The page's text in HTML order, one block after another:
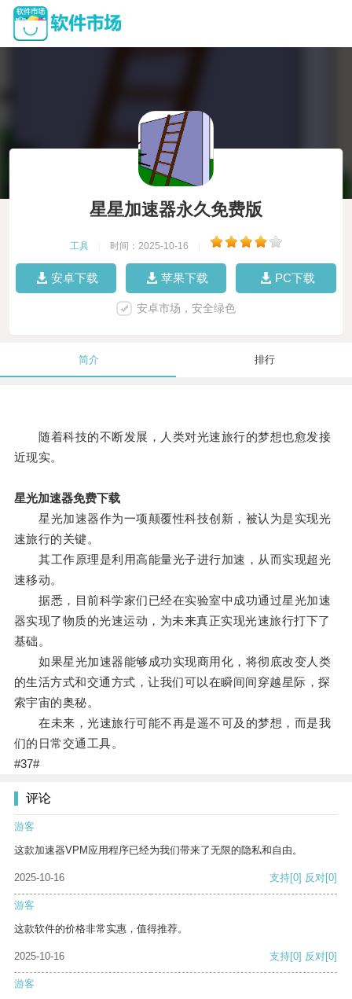
星星加速器永久免费版
工具 时间：2025-10-16
安卓下载 苹果下载 PC下载
安卓市场，安全绿色
简介 排行
随着科技的不断发展，人类对光速旅行的梦想也愈发接
近现实。
星光加速器免费下载
星光加速器作为一项颠覆性科技创新，被认为是实现光
速旅行的关键。
其工作原理是利用高能量光子进行加速，从而实现超光
速移动。
据悉，目前科学家们已经在实验室中成功通过星光加速
器实现了物质的光速运动，为未来真正实现光速旅行打下了
基础。
如果星光加速器能够成功实现商用化，将彻底改变人类
的生活方式和交通方式，让我们可以在瞬间间穿越星际，探
索宇宙的奥秘。
在未来，光速旅行可能不再是遥不可及的梦想，而是我
们的日常交通工具。
#37#
评论
游客
这款加速器VPM应用程序已经为我们带来了无限的隐私和自由。
2025-10-16 支持[0] 反对[0]
游客
这款软件的价格非常实惠，值得推荐。
2025-10-16 支持[0] 反对[0]
游客